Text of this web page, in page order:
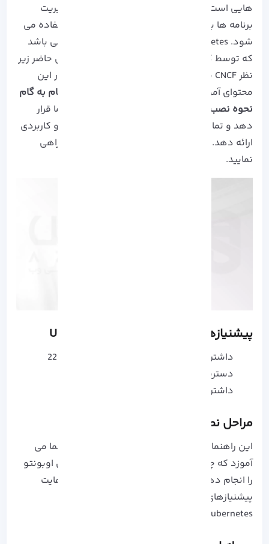
هایی است که جهت استقرار، مقیاس گذاری و مدیریت
برنامه ها بدون در نظر گرفتن پلتفرم زیربنایی استفاده می
شود. Kubernetes یک برنامه متن باز و مدیریتی می باشد
که توسط گوگل توسعه داده شده است و در حال حاضر زیر
نظر CNCF به کارایی خود ادامه می دهد. تیم ما در این
محتوای آموزشی تصمیم دارد
دستورالعمل های گام به گام
نحوه نصب Kubernetes در اوبونتو
را در اختیار شما قرار
دهد و تمام مراحل را به صورت ساده سازی شده و کاربردی
ارائه دهد. برای اطلاعات بیشتر می توانید ما را همراهی
نمایید.
پیشنیازهای نصب Kubernetes در Ubuntu
داشتن حداقل دو سرور برای اجرا اوبونتو 22.04
دسترسی کامل به Command-line
داشتن یک حساب کاربری با امتیاز Sudo
مراحل نصب Kubernetes روی اوبونتو
این راهنما تنها با دنبال کردن چند مرحله زیر به شما می
آموزد که چگونه می توانید نصب Kubernetes روی اوبونتو
را انجام دهید، اما به یاد داشته باشید که بدون رعایت
پیشنیازهای ذکر شده ممکن است در مراحل نصب
Kubernetes با مشکل رو به رو شوید: